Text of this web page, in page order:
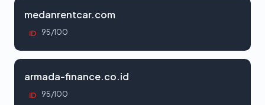
medanrentcar.com
ID 95/100
armada-finance.co.id
ID 95/100